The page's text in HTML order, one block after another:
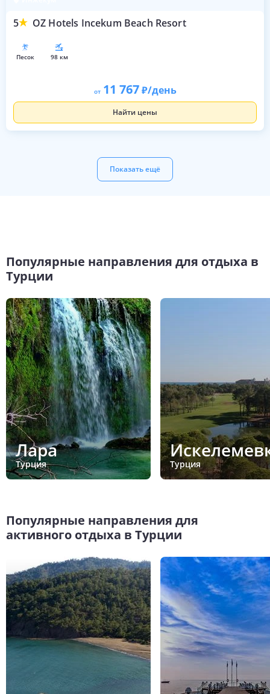
5 OZ Hotels Incekum Beach Resort
песок 98 км
от 11 767 /день
Найти цены
Показать ещё
Популярные направления для отдыха в
Турции
Лара
Турция Турция
Популярные направления для
активного отдыха в Турции